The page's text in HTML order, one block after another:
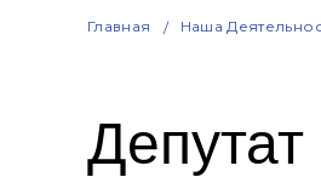
Главная Наша